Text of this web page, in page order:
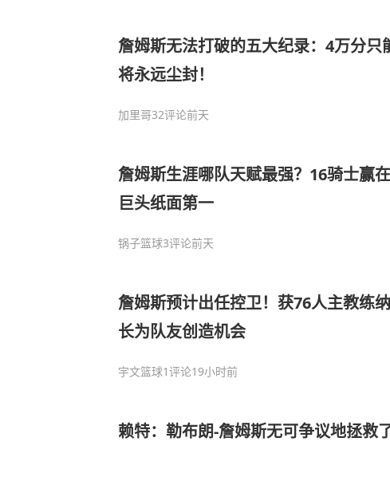
詹姆斯无法打破的五大纪录：4万分只
将永远尘封！
加里哥32评论前天
詹姆斯生涯哪队天赋最强？16骑士赢
巨头纸面第一
锅子篮球3评论前天
詹姆斯预计出任控卫！获76人主教练
长为队友创造机会
宇文篮球1评论19小时前
赖特：勒布朗-詹姆斯无可争议地拯救